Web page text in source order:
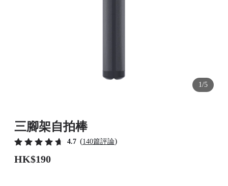
1/5
三腳架自拍棒
4.7 (140篇評論)
HK$190